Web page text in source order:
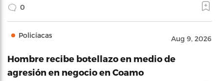
0
Policíacas Aug 9, 2026
Hombre recibe botellazo en medio de
agresión en negocio en Coamo